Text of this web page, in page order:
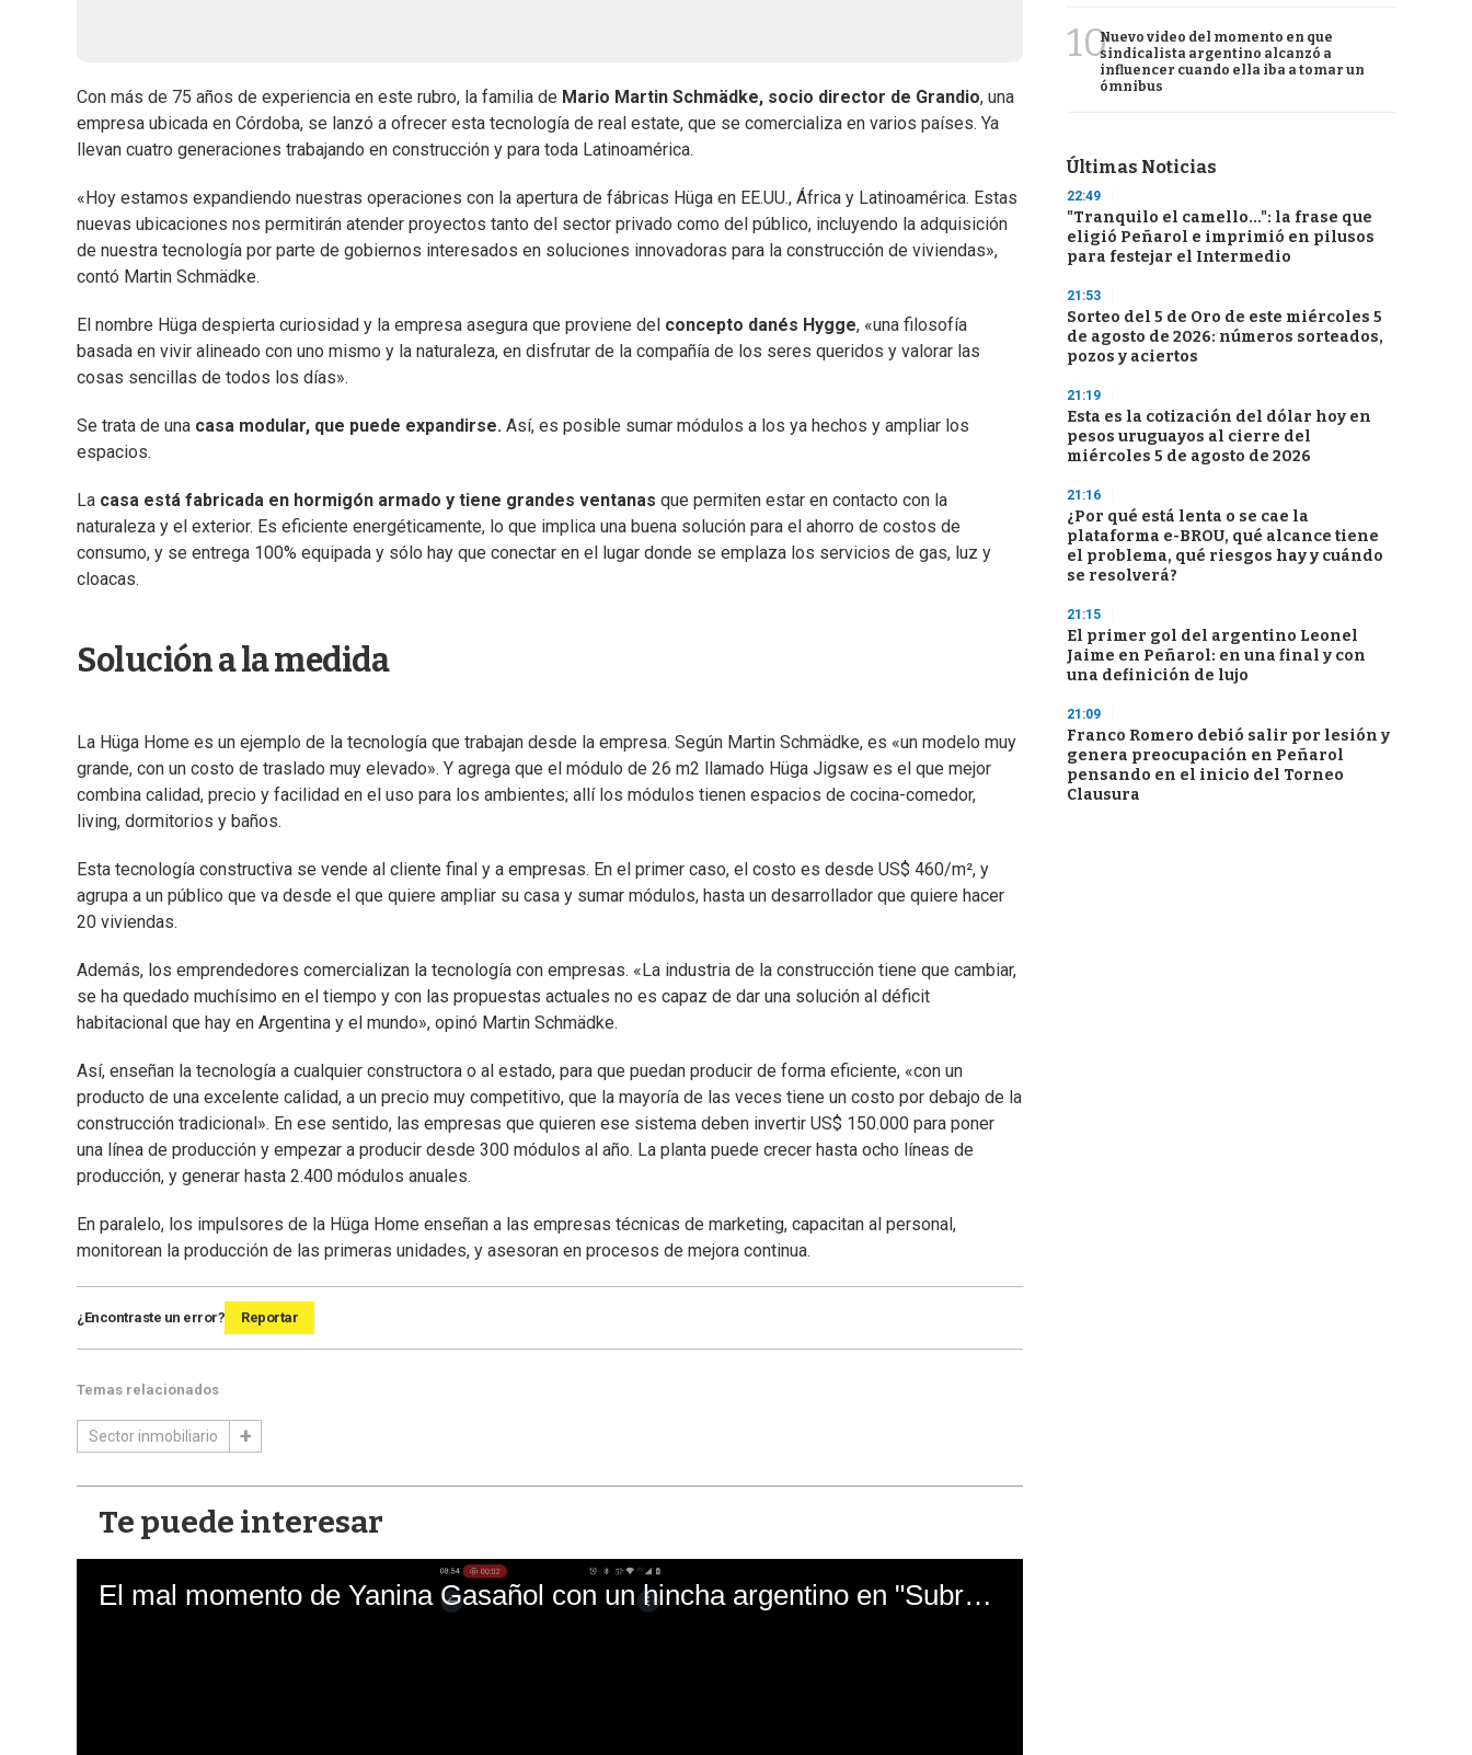
Con más de 75 años de experiencia en este rubro, la familia de Mario Martin Schmädke, socio director de Grandio, una
empresa ubicada en Córdoba, se lanzó a ofrecer esta tecnología de real estate, que se comercializa en varios países. Ya
llevan cuatro generaciones trabajando en construcción y para toda Latinoamérica.
«Hoy estamos expandiendo nuestras operaciones con la apertura de fábricas Hüga en EE.UU., África y Latinoamérica. Estas
nuevas ubicaciones nos permitirán atender proyectos tanto del sector privado como del público, incluyendo la adquisición
de nuestra tecnología por parte de gobiernos interesados en soluciones innovadoras para la construcción de viviendas»,
contó Martin Schmädke.
El nombre Hüga despierta curiosidad y la empresa asegura que proviene del concepto danés Hygge, «una filosofía
basada en vivir alineado con uno mismo y la naturaleza, en disfrutar de la compañía de los seres queridos y valorar las
cosas sencillas de todos los días».
Se trata de una casa modular, que puede expandirse. Así, es posible sumar módulos a los ya hechos y ampliar los
espacios.
La casa está fabricada en hormigón armado y tiene grandes ventanas que permiten estar en contacto con la
naturaleza y el exterior. Es eficiente energéticamente, lo que implica una buena solución para el ahorro de costos de
consumo, y se entrega 100% equipada y sólo hay que conectar en el lugar donde se emplaza los servicios de gas, luz y
cloacas.
Solución a la medida
La Hüga Home es un ejemplo de la tecnología que trabajan desde la empresa. Según Martin Schmädke, es «un modelo muy
grande, con un costo de traslado muy elevado». Y agrega que el módulo de 26 m2 llamado Hüga Jigsaw es el que mejor
combina calidad, precio y facilidad en el uso para los ambientes; allí los módulos tienen espacios de cocina-comedor,
living, dormitorios y baños.
Esta tecnología constructiva se vende al cliente final y a empresas. En el primer caso, el costo es desde US$ 460/m², y
agrupa a un público que va desde el que quiere ampliar su casa y sumar módulos, hasta un desarrollador que quiere hacer
20 viviendas.
Además, los emprendedores comercializan la tecnología con empresas. «La industria de la construcción tiene que cambiar,
se ha quedado muchísimo en el tiempo y con las propuestas actuales no es capaz de dar una solución al déficit
habitacional que hay en Argentina y el mundo», opinó Martin Schmädke.
Así, enseñan la tecnología a cualquier constructora o al estado, para que puedan producir de forma eficiente, «con un
producto de una excelente calidad, a un precio muy competitivo, que la mayoría de las veces tiene un costo por debajo de la
construcción tradicional». En ese sentido, las empresas que quieren ese sistema deben invertir US$ 150.000 para poner
una línea de producción y empezar a producir desde 300 módulos al año. La planta puede crecer hasta ocho líneas de
producción, y generar hasta 2.400 módulos anuales.
En paralelo, los impulsores de la Hüga Home enseñan a las empresas técnicas de marketing, capacitan al personal,
monitorean la producción de las primeras unidades, y asesoran en procesos de mejora continua.
¿Encontraste un error? Reportar
Temas relacionados
Sector inmobiliario
Te puede interesar
El mal momento de Yanina Gasañol con un hincha argentino en "Subrayado"
10Nuevo video del momento en que
sindicalista argentino alcanzó a
influencer cuando ella iba a tomar un
ómnibus
Últimas Noticias
22:49
"Tranquilo el camello...": la frase que
eligió Peñarol e imprimió en pilusos
para festejar el Intermedio
21:53
Sorteo del 5 de Oro de este miércoles 5
de agosto de 2026: números sorteados,
pozos y aciertos
21:19
Esta es la cotización del dólar hoy en
pesos uruguayos al cierre del
miércoles 5 de agosto de 2026
21:16
¿Por qué está lenta o se cae la
plataforma e-BROU, qué alcance tiene
el problema, qué riesgos hay y cuándo
se resolverá?
21:15
El primer gol del argentino Leonel
Jaime en Peñarol: en una final y con
una definición de lujo
21:09
Franco Romero debió salir por lesión y
genera preocupación en Peñarol
pensando en el inicio del Torneo
Clausura